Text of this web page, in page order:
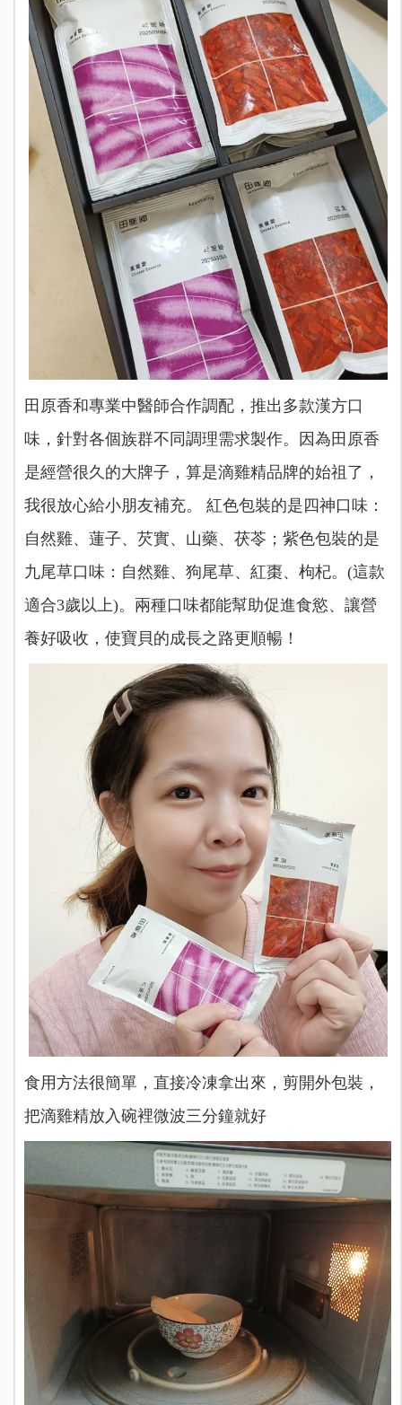
田原香和專業中醫師合作調配，推出多款漢方口
味，針對各個族群不同調理需求製作。因為田原香
是經營很久的大牌子，算是滴雞精品牌的始祖了，
我很放心給小朋友補充。 紅色包裝的是四神口味：
自然雞、蓮子、芡實、山藥、茯苓；紫色包裝的是
九尾草口味：自然雞、狗尾草、紅棗、枸杞。(這款
適合3歲以上)。兩種口味都能幫助促進食慾、讓營
養好吸收，使寶貝的成長之路更順暢！
食用方法很簡單，直接冷凍拿出來，剪開外包裝，
把滴雞精放入碗裡微波三分鐘就好